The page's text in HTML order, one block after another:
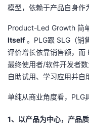
堂
我
课
的
我
我
的
我
模型，依赖于产品自身作
Product-Led Growth 简
Itself 。 PLG跟 SLG （
评价增长依靠销售额，而
最终使用者/软件开发者
自助试用、学习应用并自
单纯从商业角度看， PLG
1、以产品为中心，产品